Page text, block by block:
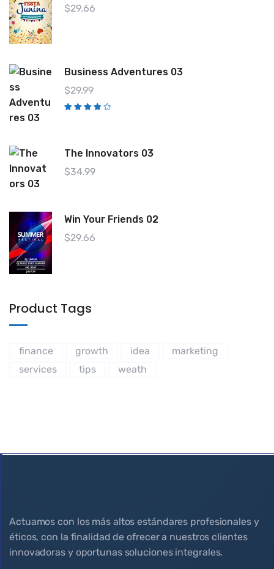
o
n
$29.66
Business Adventures 03
$29.99
The Innovators 03
$34.99
Win Your Friends 02
$29.66
Product Tags
finance growth idea
marketing
services
tips weath
Actuamos con los más altos estándares profesionales y
éticos, con la finalidad de ofrecer a nuestros clientes
innovadoras y oportunas soluciones integrales.